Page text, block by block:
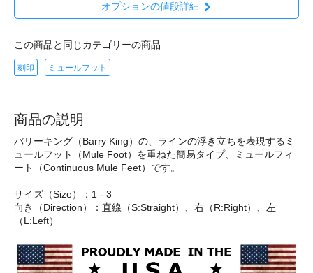
オプションの値段詳細
この商品と同じカテゴリーの商品
刻印 ミュールフット
商品の説明
バリーキング（Barry King）の、ラインの浮き立ちを表現するミ
ュールフット（Mule Foot）を重ねた簡易タイプ、ミュールフィ
ート（Continuous Mule Feet）です。
サイズ（Size）：1 - 3
向き（Direction）：直線（S:Straight）、右（R:Right）、左
（L:Left）